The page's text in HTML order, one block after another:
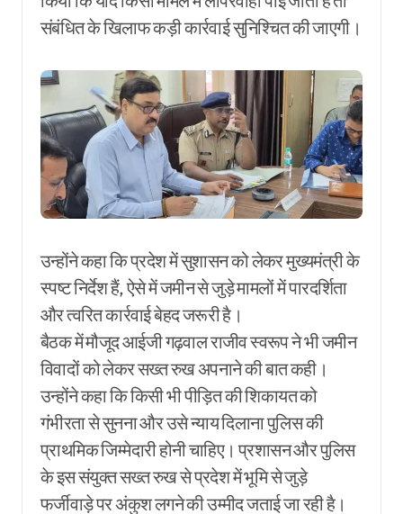
संबंधित के खिलाफ कड़ी कार्रवाई सुनिश्चित की जाएगी।
उन्होंने कहा कि प्रदेश में सुशासन को लेकर मुख्यमंत्री के
स्पष्ट निर्देश हैं, ऐसे में जमीन से जुड़े मामलों में पारदर्शिता
और त्वरित कार्रवाई बेहद जरूरी है।
बैठक में मौजूद आईजी गढ़वाल राजीव स्वरूप ने भी जमीन
विवादों को लेकर सख्त रुख अपनाने की बात कही।
उन्होंने कहा कि किसी भी पीड़ित की शिकायत को
गंभीरता से सुनना और उसे न्याय दिलाना पुलिस की
प्राथमिक जिम्मेदारी होनी चाहिए। प्रशासन और पुलिस
के इस संयुक्त सख्त रुख से प्रदेश में भूमि से जुड़े
फर्जीवाड़े पर अंकुश लगने की उम्मीद जताई जा रही है।